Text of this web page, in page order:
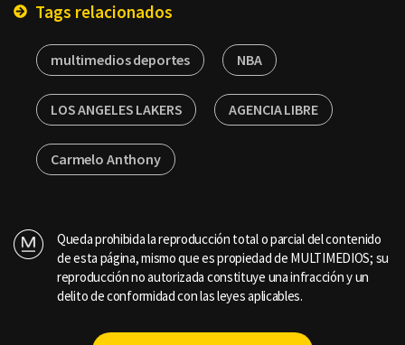
Tags relacionados
multimedios deportes NBA
LOS ANGELES LAKERS AGENCIA LIBRE
Carmelo Anthony
Queda prohibida la reproducción total o parcial del contenido
de esta página, mismo que es propiedad de MULTIMEDIOS; su
reproducción no autorizada constituye una infracción y un
delito de conformidad con las leyes aplicables.